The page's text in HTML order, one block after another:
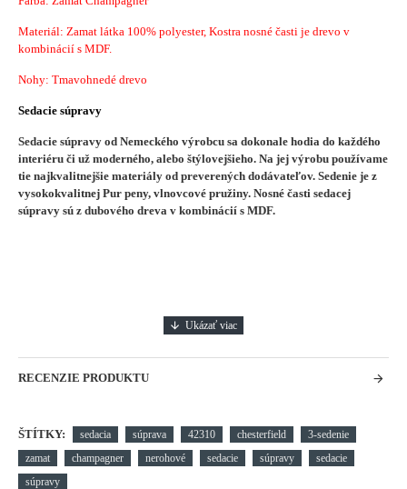
Materiál: Zamat látka 100% polyester, Kostra nosné časti je drevo v
kombinácií s MDF.
Nohy: Tmavohnedé drevo
Sedacie súpravy
Sedacie súpravy od Nemeckého výrobcu sa dokonale hodia do každého
interiéru či už moderného, alebo štýlovejšieho. Na jej výrobu používame
tie najkvalitnejšie materiály od preverených dodávateľov. Sedenie je z
vysokokvalitnej Pur peny, vlnovcové pružiny. Nosné časti sedacej
súpravy sú z dubového dreva v kombinácií s MDF.
RECENZIE PRODUKTU
ŠTÍTKY: sedacia súprava 42310 chesterfield
3-sedenie
zamat
champagner nerohové sedacie súpravy
sedacie
súpravy